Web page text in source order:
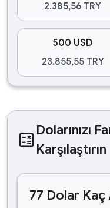
2.385,56 TRY
500 USD
23.855,55 TRY
calculate Dolarınızı
Karşılaştırın
77 Dolar